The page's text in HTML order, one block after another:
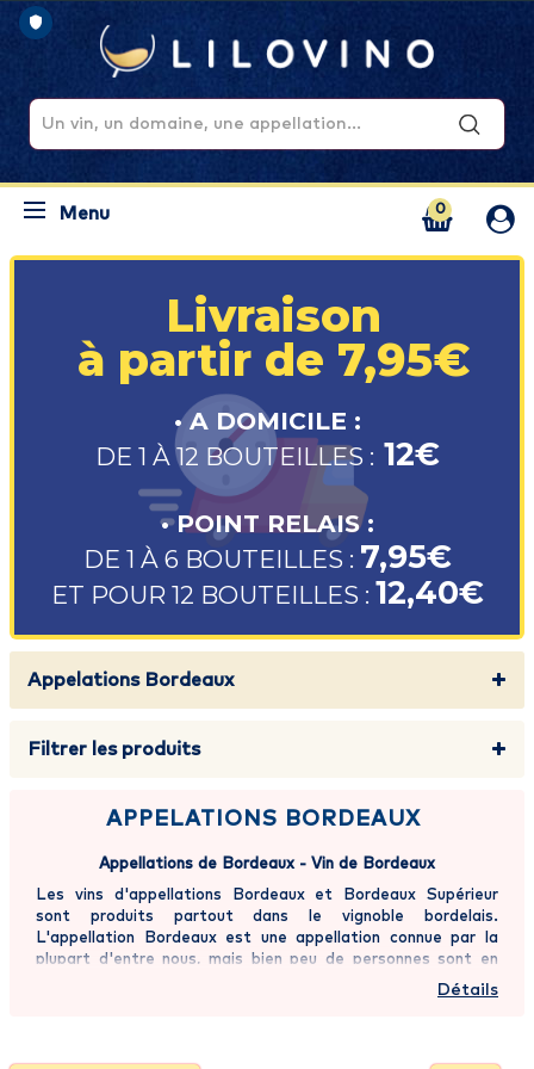
0
Menu
Livraison
à partir de 7,95€
• A DOMICILE :
DE 1 À 12 BOUTEILLES : 12€
• POINT RELAIS :
DE 1 À 6 BOUTEILLES : 7,95€
ET POUR 12 BOUTEILLES : 12,40€
Appelations Bordeaux
Filtrer les produits
APPELATIONS BORDEAUX
Appellations de Bordeaux - Vin de Bordeaux
Les vins d'appellations Bordeaux et Bordeaux Supérieur
sont produits partout dans le vignoble bordelais.
L'appellation Bordeaux est une appellation connue par la
plupart d'entre nous, mais bien peu de personnes sont en
mesure de la situer avec précision. Pourtant rien de plus
facile! L'appellation Bordeaux est une appellation régionale
Détails